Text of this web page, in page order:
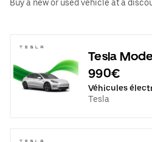
Buy a new or used vehicle at a
Tesla
990€
Véhicules
Tesla